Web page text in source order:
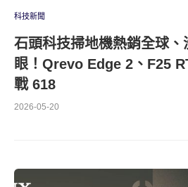
科技新聞
石頭科技掃地機熱銷全球
眼！Qrevo Edge 2、F25
戰 618
2026-05-20